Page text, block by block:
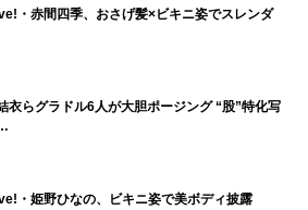
・赤間四季、おさげ髪×ビキニ姿でスレンダ
衣らグラドル6人が大胆ポージング “股”特化写
・姫野ひなの、ビキニ姿で美ボディ披露